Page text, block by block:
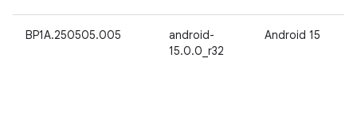
BP1A.250505.005
android-
15.0.0_r32
Android 15